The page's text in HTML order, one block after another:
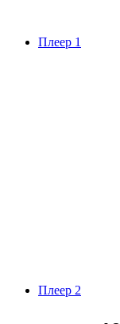
Плеер 1
Плеер 2